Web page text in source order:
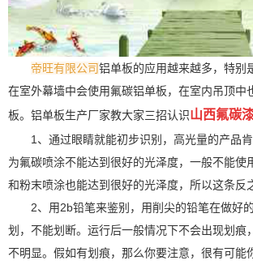
帝旺有限公司铝单板的应用越来越多，特别
在室外幕墙中会使用氟碳铝单板，在室内吊顶中
板。铝单板生产厂家教大家三招认识山西氟碳
1、通过眼睛就能初步识别，高光量的产品
为氟碳喷涂不能达到很好的光泽度，一般不能使
和粉末喷涂也能达到很好的光泽度，所以这条反
2、用2b铅笔来鉴别，用削尖的铅笔在做好
划，不能划断。运行后一般情况下不会出现划痕
不明显。假如有划痕，那么你要注意，很有可能